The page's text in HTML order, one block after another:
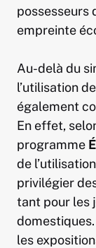
possesseurs
empreinte
Au-delà du
l’utilisation
également
En effet,
programme
de
privilégier
tant pour les
les